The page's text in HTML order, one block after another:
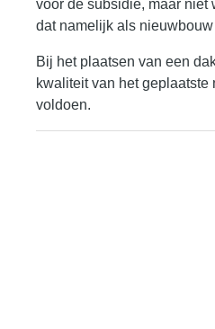
voor de subsidie, maar
dat namelijk als
Bij het plaatsen van een
kwaliteit van het
voldoen.